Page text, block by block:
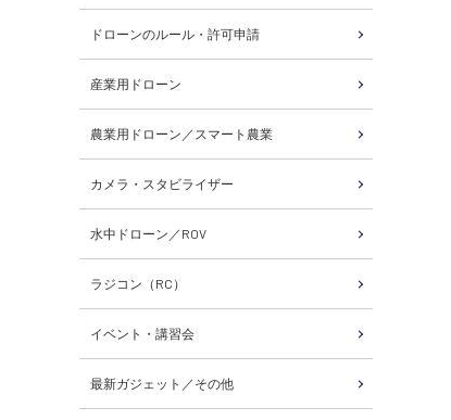
ドローンのルール・許可申請
産業用ドローン
農業用ドローン／スマート農業
カメラ・スタビライザー
水中ドローン／ROV
ラジコン（RC）
イベント・講習会
最新ガジェット／その他